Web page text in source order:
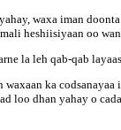
waxa iman
heshiisiyaan oo
la leh qab-qab
ka codsanayaa
loo dhan yahay o